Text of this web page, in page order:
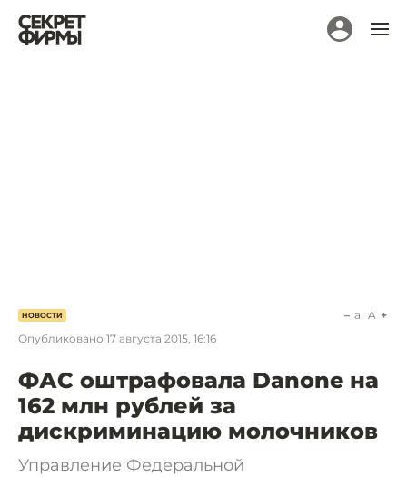
НОВОСТИ
Опубликовано 17 августа 2015, 16:16
a A
ФАС оштрафовала Danone на
162 млн рублей за
дискриминацию молочников
Управление Федеральной